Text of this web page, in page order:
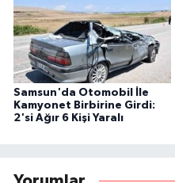
Samsun'da Otomobil İle
Kamyonet Birbirine Girdi:
2'si Ağır 6 Kişi Yaralı